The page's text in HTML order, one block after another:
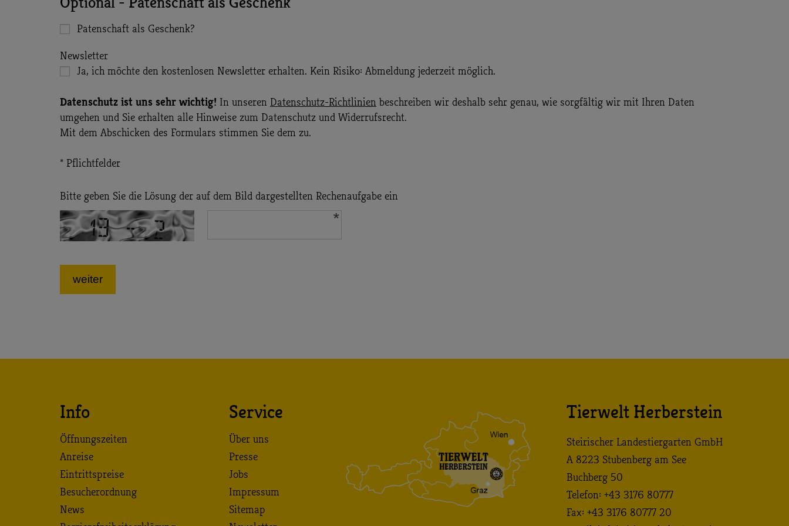
Patenschaft als Geschenk?
Newsletter
Ja, ich möchte den kostenlosen Newsletter erhalten. Kein Risiko: Abmeldung jederzeit möglich.
Datenschutz ist uns sehr wichtig! In unseren Datenschutz-Richtlinien beschreiben wir deshalb sehr genau, wie sorgfältig wir mit Ihren Daten
umgehen und Sie erhalten alle Hinweise zum Datenschutz und Widerrufsrecht.
Mit dem Abschicken des Formulars stimmen Sie dem zu.
* Pflichtfelder
Bitte geben Sie die Lösung der auf dem Bild dargestellten Rechenaufgabe ein
Info
Öffnungszeiten
Anreise
Eintrittspreise
Besucherordnung
News
Service
Über uns
Presse
Jobs
Impressum
Sitemap
Tierwelt Herberstein
Steirischer Landestiergarten GmbH
A 8223 Stubenberg am See
Buchberg 50
Telefon: +43 3176 80777
Fax: +43 3176 80777 20